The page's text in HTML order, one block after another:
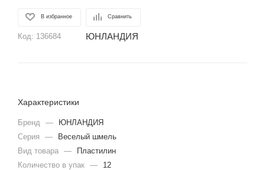
В избранное Сравнить
Код: 136684 ЮНЛАНДИЯ
Характеристики
Бренд —
ЮНЛАНДИЯ
Серия
—
Веселый шмель
Вид товара —
Пластилин
Количество в упак —
12